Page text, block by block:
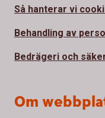
Så hanterar vi
Behandling av
Bedrägeri och
Om